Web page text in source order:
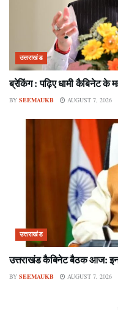
उत्तराखंड
ब्रेकिंग : पढ़िए धामी कैबिनेट के
BY SEEMAUKB AUGUST 7, 2026
उत्तराखंड
उत्तराखंड कैबिनेट बैठक आज: इन
BY SEEMAUKB AUGUST 7, 2026